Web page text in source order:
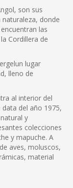
son sus
donde
las
Cordillera de
lugar
lleno de
al interior del
data del año 1975,
y
colecciones
y mapuche. A
aves, moluscos,
material